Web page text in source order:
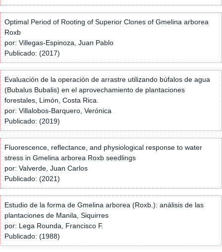
Optimal Period of Rooting of Superior Clones of Gmelina arborea
Roxb
por: Villegas-Espinoza, Juan Pablo
Publicado: (2017)
Evaluación de la operación de arrastre utilizando búfalos de agua
(Bubalus Bubalis) en el aprovechamiento de plantaciones
forestales, Limón, Costa Rica.
por: Villalobos-Barquero, Verónica
Publicado: (2019)
Fluorescence, reflectance, and physiological response to water
stress in Gmelina arborea Roxb seedlings
por: Valverde, Juan Carlos
Publicado: (2021)
Estudio de la forma de Gmelina arborea (Roxb.): análisis de las
plantaciones de Manila, Siquirres
por: Lega Rounda, Francisco F.
Publicado: (1988)